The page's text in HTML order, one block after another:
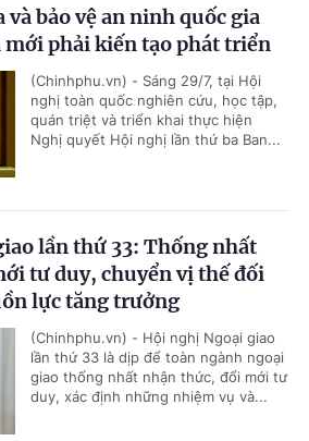
bảo vệ an ninh quốc gia
phải kiến tạo phát triển
(Chinhphu.vn) - Sáng 29/7, tại Hội
nghị toàn quốc nghiên cứu, học tập,
quán triệt và triển khai thực hiện
Nghị quyết Hội nghị lần thứ ba Ban...
lần thứ 33: Thống nhất
tư duy, chuyển vị thế đối
lực tăng trưởng
(Chinhphu.vn) - Hội nghị Ngoại giao
lần thứ 33 là dịp để toàn ngành ngoại
giao thống nhất nhận thức, đổi mới tư
duy, xác định những nhiệm vụ và...